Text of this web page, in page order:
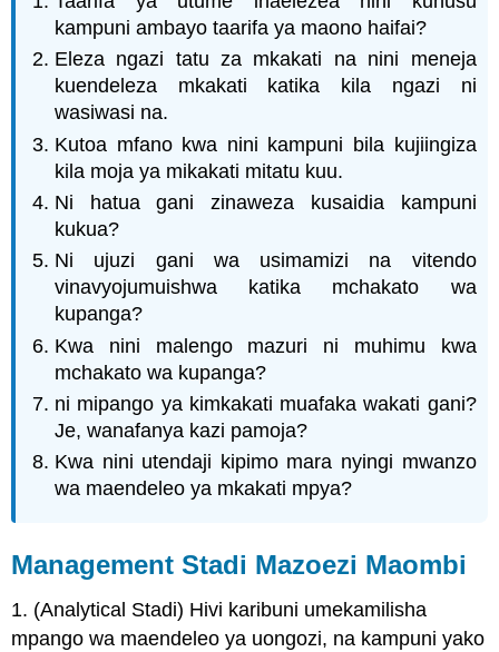
kampuni ambayo taarifa ya maono haifai?
Eleza ngazi tatu za mkakati na nini meneja
kuendeleza mkakati katika kila ngazi ni
wasiwasi na.
Kutoa mfano kwa nini kampuni bila kujiingiza
kila moja ya mikakati mitatu kuu.
Ni hatua gani zinaweza kusaidia kampuni
kukua?
Ni ujuzi gani wa usimamizi na vitendo
vinavyojumuishwa katika mchakato wa
kupanga?
Kwa nini malengo mazuri ni muhimu kwa
mchakato wa kupanga?
ni mipango ya kimkakati muafaka wakati gani?
Je, wanafanya kazi pamoja?
Kwa nini utendaji kipimo mara nyingi mwanzo
wa maendeleo ya mkakati mpya?
Management Stadi Mazoezi Maombi
1. (Analytical Stadi) Hivi karibuni umekamilisha
mpango wa maendeleo ya uongozi, na kampuni yako